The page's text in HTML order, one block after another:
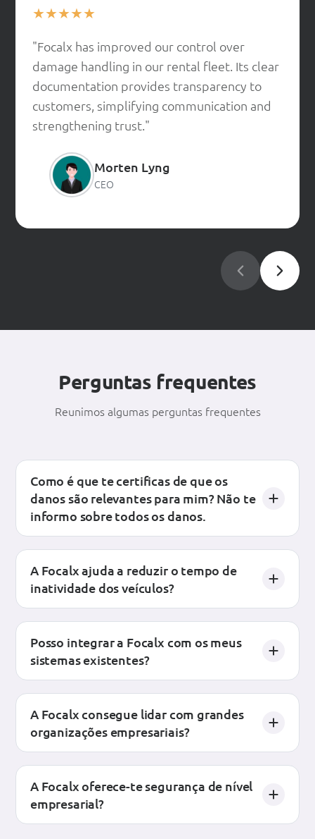
★★★★★
"Focalx has improved our control over
damage handling in our rental fleet. Its clear
documentation provides transparency to
customers, simplifying communication and
strengthening trust."
Morten Lyng
CEO
Perguntas frequentes
Reunimos algumas perguntas frequentes
Como é que te certificas de que os
danos são relevantes para mim? Não te
informo sobre todos os danos.
A Focalx ajuda a reduzir o tempo de
inatividade dos veículos?
Posso integrar a Focalx com os meus
sistemas existentes?
A Focalx consegue lidar com grandes
organizações empresariais?
A Focalx oferece-te segurança de nível
empresarial?